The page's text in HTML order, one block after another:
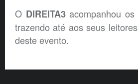
O DIREITA3acompanhou os
trazendo até aos seus
deste evento.